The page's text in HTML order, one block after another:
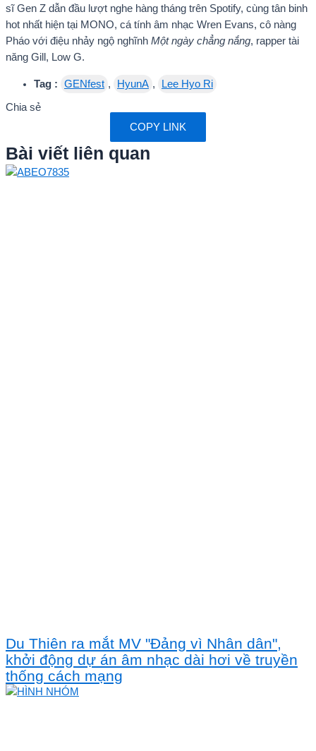
sĩ Gen Z dẫn đầu lượt nghe hàng tháng trên Spotify, cùng tân binh
hot nhất hiện tại MONO, cá tính âm nhạc Wren Evans, cô nàng
Pháo với điệu nhảy ngộ nghĩnh Một ngày chẳng nắng, rapper tài
năng Gill, Low G.
Tag : GENfest , HyunA , Lee Hyo Ri
Chia sẻ
COPY LINK
Bài viết liên quan
Du Thiên ra mắt MV "Đảng vì Nhân dân",
khởi động dự án âm nhạc dài hơi về truyền
thống cách mạng